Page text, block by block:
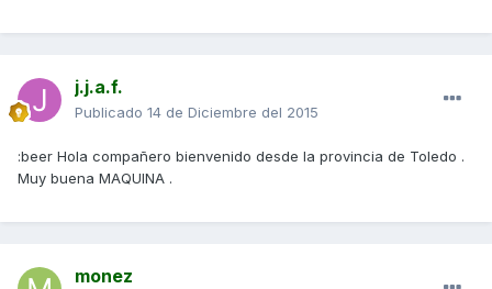
j.j.a.f.
Publicado 14 de Diciembre del 2015
:beer Hola compañero bienvenido desde la provincia de Toledo .
Muy buena MAQUINA .
monez